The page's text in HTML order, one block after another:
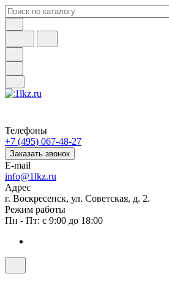
Телефоны
+7 (495) 067-48-27
Заказать звонок
E-mail
info@1lkz.ru
Адрес
г. Воскресенск, ул. Советская, д. 2.
Режим работы
Пн - Пт: с 9:00 до 18:00